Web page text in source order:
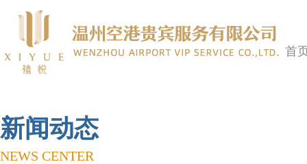
首
新闻动态
NEWS CENTER